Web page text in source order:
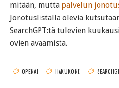
mitään, mutta palvelun
Jonotuslistalla olevia
SearchGPT:tä tulevien
ovien avaamista.
OPENAI HAKUKONE